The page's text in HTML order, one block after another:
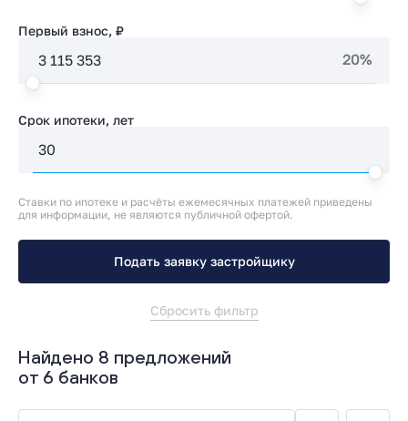
Первый взнос, ₽
20%
Срок ипотеки, лет
Ставки по ипотеке и расчёты ежемесячных платежей приведены
для информации, не являются публичной офертой.
Подать заявку застройщику
Сбросить фильтр
Найдено 8 предложений
от 6 банков